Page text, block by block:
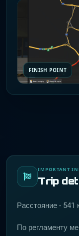
FINISH POINT
IMPORTANT
Trip
Расстояние - 541
По регламенту